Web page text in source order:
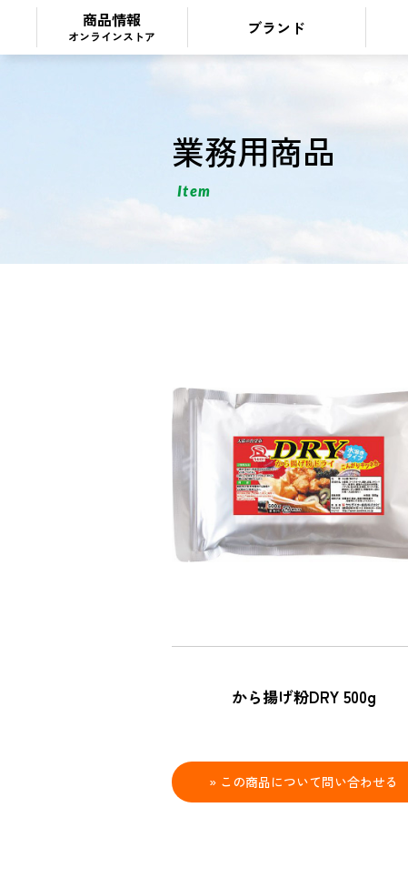
商品情報
オンラインストア ブランド
業務用商品
Item
から揚げ粉DRY 500g
» この商品について問い合わせる